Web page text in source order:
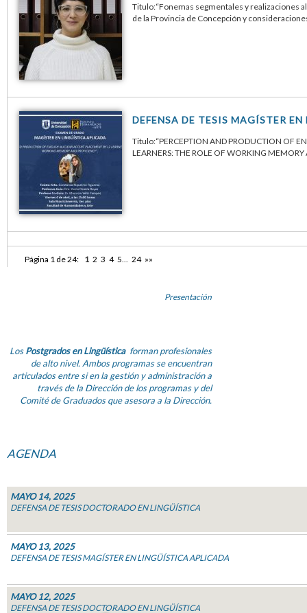
Titulo:“Fonemas segmentales y realizaciones
de la Provincia de Concepción y
DEFENSA DE TESIS MAGÍSTER
Titulo:“PERCEPTION AND PRODUCTION OF
LEARNERS: THE ROLE OF WORKING
Página 1 de 24: 1 2 3 4 5 24 »»
Presentación
LosPostgrados en Lingüísticaforman profesionales
de alto nivel. Ambos programas se encuentran
articulados entre si en la gestión y administración a
través de la Dirección de los programas y del
Comité de Graduados que asesora a la Dirección.
AGENDA
MAYO 14, 2025
DEFENSA DE TESIS DOCTORADO EN LINGÜÍSTICA
MAYO 13, 2025
DEFENSA DE TESIS MAGÍSTER EN LINGÜÍSTICA APLICADA
MAYO 12, 2025
DEFENSA DE TESIS DOCTORADO EN LINGÜÍSTICA